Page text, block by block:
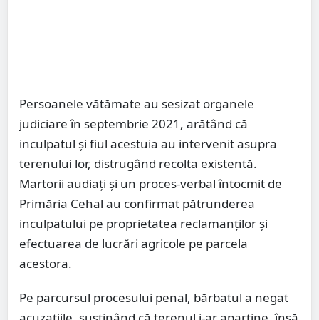
Persoanele vătămate au sesizat organele
judiciare în septembrie 2021, arătând că
inculpatul și fiul acestuia au intervenit asupra
terenului lor, distrugând recolta existentă.
Martorii audiați și un proces-verbal întocmit de
Primăria Cehal au confirmat pătrunderea
inculpatului pe proprietatea reclamanților și
efectuarea de lucrări agricole pe parcela
acestora.
Pe parcursul procesului penal, bărbatul a negat